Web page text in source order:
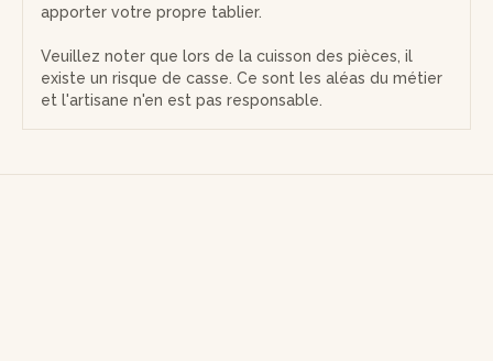
apporter votre propre tablier.
Veuillez noter que lors de la cuisson des pièces, il
existe un risque de casse. Ce sont les aléas du métier
et l'artisane n'en est pas responsable.